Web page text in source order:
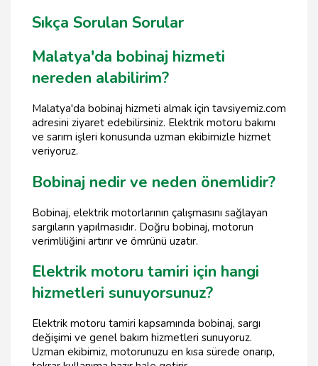
Sıkça Sorulan Sorular
Malatya'da bobinaj hizmeti
nereden alabilirim?
Malatya'da bobinaj hizmeti almak için tavsiyemiz.com
adresini ziyaret edebilirsiniz. Elektrik motoru bakımı
ve sarım işleri konusunda uzman ekibimizle hizmet
veriyoruz.
Bobinaj nedir ve neden önemlidir?
Bobinaj, elektrik motorlarının çalışmasını sağlayan
sargıların yapılmasıdır. Doğru bobinaj, motorun
verimliliğini artırır ve ömrünü uzatır.
Elektrik motoru tamiri için hangi
hizmetleri sunuyorsunuz?
Elektrik motoru tamiri kapsamında bobinaj, sargı
değişimi ve genel bakım hizmetleri sunuyoruz.
Uzman ekibimiz, motorunuzu en kısa sürede onarıp,